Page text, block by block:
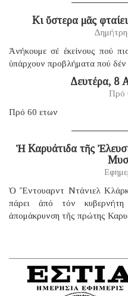
Κι ὕστερα μᾶς
Ἀνήκουμε σέ ἐκείνους πού
ὑπάρχουν προβλήματα πού
Δευτέρα, 8
Πρό
Πρό 60 ετων
Ἡ Καρυάτιδα τῆς
Ὁ Ἔντουαρντ Ντάνιελ
πάρει ἀπό τόν
ἀπομάκρυνση τῆς πρώτης